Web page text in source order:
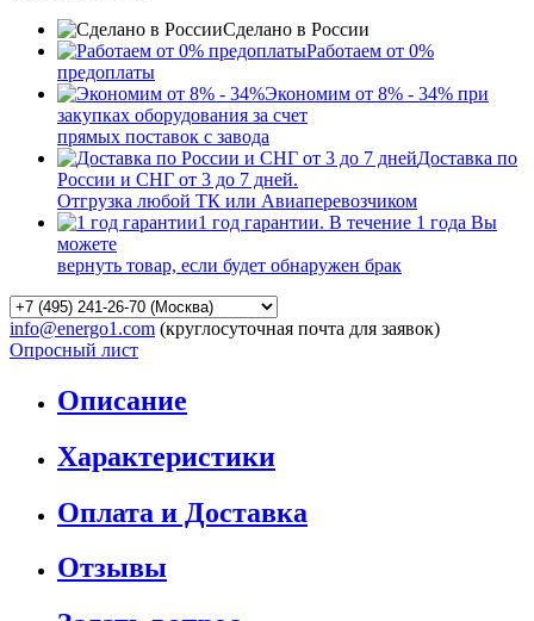
Сделано в России
Работаем от 0%
предоплаты
Экономим от 8% - 34% при
закупках оборудования за счет
прямых поставок с завода
Доставка по
России и СНГ от 3 до 7 дней.
Отгрузка любой ТК или Авиаперевозчиком
1 год гарантии. В течение 1 года Вы
можете
вернуть товар, если будет обнаружен брак
info@energo1.com (круглосуточная почта для заявок)
Опросный лист
Описание
Характеристики
Оплата и Доставка
Отзывы